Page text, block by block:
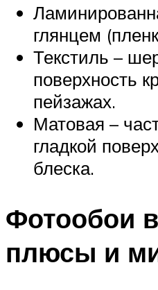
глянцем
Текстиль –
поверхность
пейзажах.
Матовая –
гладкой
блеска.
Фотообои
плюсы и